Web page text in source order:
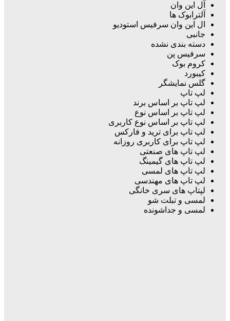
آل این وان
آلترابوک ها
ال این وان سرفیس استودیو
جانبی
دسته بندی نشده
سرفیس پن
کروم بوک
کیبورد
گلس نمایشگر
لپ تاپ
لپ تاپ بر اساس برند
لپ تاپ بر اساس نوع
لپ تاپ بر اساس نوع کاربری
لپ تاپ برای ترید و فارکس
لپ تاپ برای کاربری روزانه
لپ تاپ های صنعتی
لپ تاپ های گیمینگ
لپ تاپ های لمسی
لپ تاپ های مهندسی
لپتاپ های سری خانگی
لمسی و تبلت شو
لمسی و جداشونده